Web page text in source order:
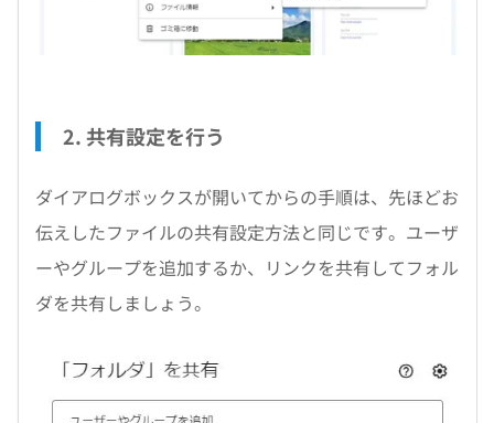
2. 共有設定を行う
ダイアログボックスが開いてからの手順は、先ほどお
伝えしたファイルの共有設定方法と同じです。ユーザ
ーやグループを追加するか、リンクを共有してフォル
ダを共有しましょう。